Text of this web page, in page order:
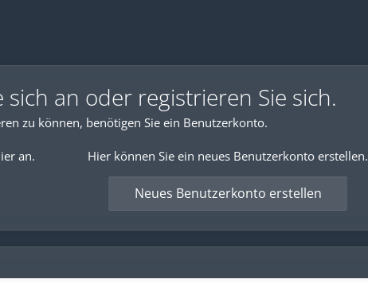
an oder registrieren Sie sich.
zu können, benötigen Sie ein Benutzerkonto.
an. Hier können Sie ein neues Benutzerkonto erstellen.
Neues Benutzerkonto erstellen